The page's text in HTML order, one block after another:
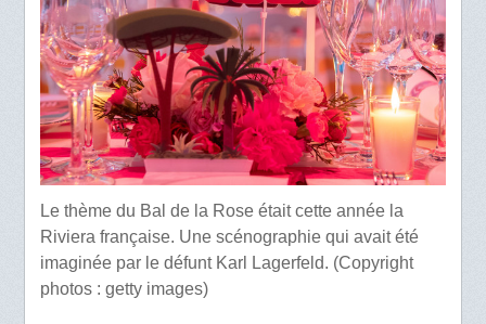
Le thème du Bal de la Rose était cette année la
Riviera française. Une scénographie qui avait été
imaginée par le défunt Karl Lagerfeld. (Copyright
photos : getty images)